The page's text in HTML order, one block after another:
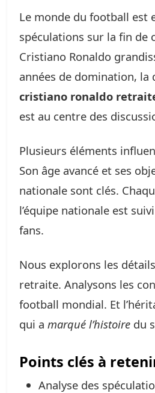
Le monde du football est
spéculations sur la fin de
Cristiano Ronaldo
années de domination, la
cristiano ronaldo
est au centre des
Plusieurs éléments
Son âge avancé et ses
nationale sont clés.
l’équipe nationale est
fans.
Nous explorons les
retraite. Analysons les
football mondial. Et
qui a marqué l’histoire du
Points clés à
Analyse des